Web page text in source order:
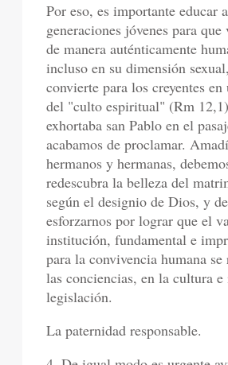
Por eso, es importante educar
generaciones jóvenes para
de manera auténticamente
incluso en su dimensión
convierte para los creyentes
del "culto espiritual" (Rm
exhortaba san Pablo en el
acabamos de proclamar.
hermanos y hermanas,
redescubra la belleza del
según el designio de Dios, y
esforzarnos por lograr que el
institución, fundamental e
para la convivencia humana
las conciencias, en la cultura
legislación.
La paternidad responsable.